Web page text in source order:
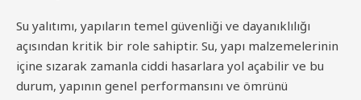
Su yalıtımı, yapıların temel güvenliği ve dayanıklılığı
açısından kritik bir role sahiptir. Su, yapı malzemelerinin
içine sızarak zamanla ciddi hasarlara yol açabilir ve bu
durum, yapının genel performansını ve ömrünü